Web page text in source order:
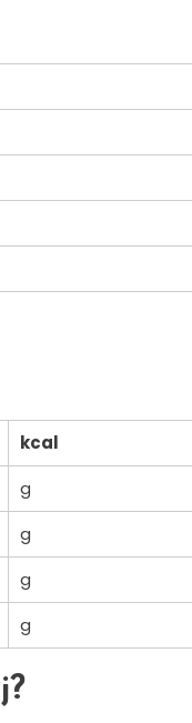
kcal
g
g
g
g